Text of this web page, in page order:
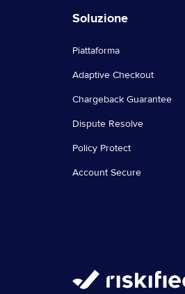
Soluzione
Piattaforma
Adaptive Checkout
Chargeback Guarantee
Dispute Resolve
Policy Protect
Account Secure